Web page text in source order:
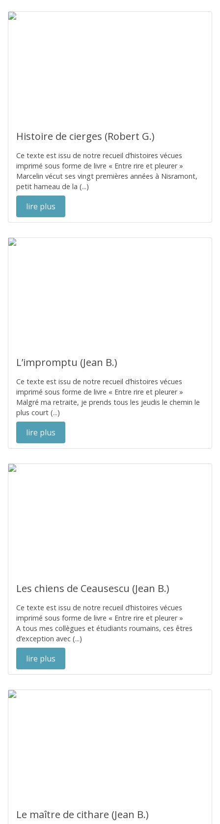
Histoire de cierges (Robert G.)
Ce texte est issu de notre recueil d’histoires vécues
imprimé sous forme de livre « Entre rire et pleurer »
Marcelin vécut ses vingt premières années à Nisramont,
petit hameau de la (...)
lire plus
L’impromptu (Jean B.)
Ce texte est issu de notre recueil d’histoires vécues
imprimé sous forme de livre « Entre rire et pleurer »
Malgré ma retraite, je prends tous les jeudis le chemin le
plus court (...)
lire plus
Les chiens de Ceausescu (Jean B.)
Ce texte est issu de notre recueil d’histoires vécues
imprimé sous forme de livre « Entre rire et pleurer »
A tous mes collègues et étudiants roumains, ces êtres
d’exception avec (...)
lire plus
Le maître de cithare (Jean B.)